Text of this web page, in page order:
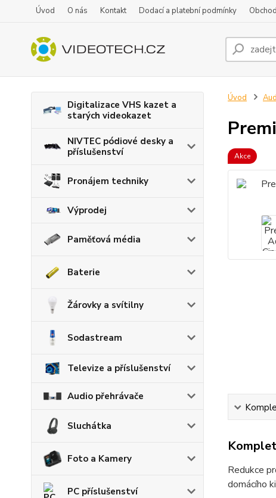
Úvod O nás Kontakt Dodací a platební podmínky
Digitalizace VHS kazet a
starých videokazet
NIVTEC pódiové desky a
příslušenství
Pronájem techniky
Výprodej
Paměťová média
Baterie
Žárovky a svítilny
Sodastream
Televize a příslušenství
Audio přehrávače
Sluchátka
Foto a Kamery
PC příslušenství
Úvod
Akce
Redukce
domácího